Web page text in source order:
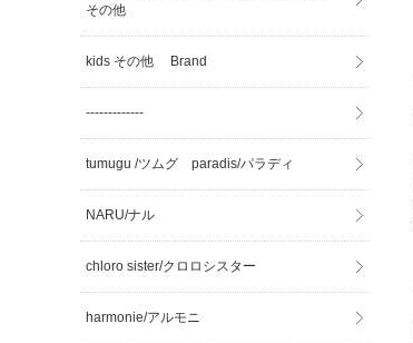
その他
kids その他 Brand
-------------
tumugu /ツムグ paradis/パラディ
NARU/ナル
chloro sister/クロロシスター
harmonie/アルモニ